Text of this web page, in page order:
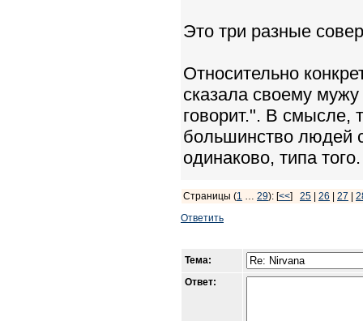
Это три разные
Относительно
сказала своему
говорит.". В смысле,
большинство людей
одинаково, типа того.
Страницы (1 … 29): [<<] 25 26 27
Ответить
Тема:
Ответ: